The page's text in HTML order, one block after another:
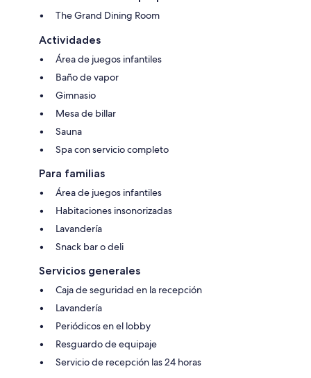
The Grand Dining Room
Actividades
Área de juegos infantiles
Baño de vapor
Gimnasio
Mesa de billar
Sauna
Spa con servicio completo
Para familias
Área de juegos infantiles
Habitaciones insonorizadas
Lavandería
Snack bar o deli
Servicios generales
Caja de seguridad en la recepción
Lavandería
Periódicos en el lobby
Resguardo de equipaje
Servicio de recepción las 24 horas